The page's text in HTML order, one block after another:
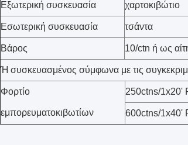
Εξωτερική συσκευασία χαρτοκιβώτιο
Εσωτερική συσκευασία τσάντα
Βάρος 10/ctn ή ως
Ή συσκευασμένος σύμφωνα με τις
Φορτίο
εμπορευματοκιβωτίων
250ctns/1x20'
600ctns/1x40'